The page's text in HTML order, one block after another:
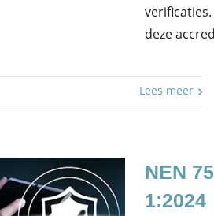
deze
Lees meer
NEN
1:2024